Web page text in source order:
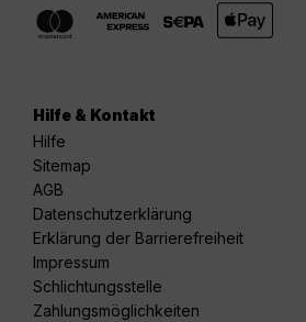
Hilfe & Kontakt
Hilfe
Sitemap
AGB
Datenschutzerklärung
Erklärung der Barrierefreiheit
Impressum
Schlichtungsstelle
Zahlungsmöglichkeiten